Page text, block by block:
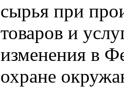
сырья при
товаров и
изменения в
охране